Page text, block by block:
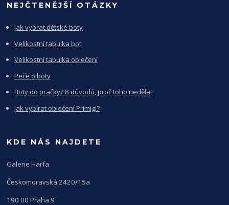
NEJČTENĚJŠÍ OTÁZKY
Jak vybrat dětské boty
Velikostní tabulka bot
Velikostní tabulka oblečení
Peče o boty
Boty do pračky? 8 důvodů, proč toho nedělat
Jak vybírat oblečení Primigi?
KDE NÁS NAJDETE
Galerie Harfa
Českomoravská 2420/15a
190 00 Praha 9